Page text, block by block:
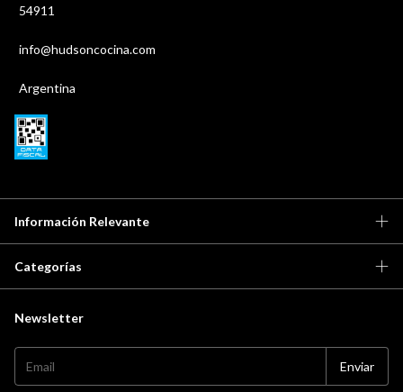
54911
info@hudsoncocina.com
Argentina
Información Relevante
Categorías
Newsletter